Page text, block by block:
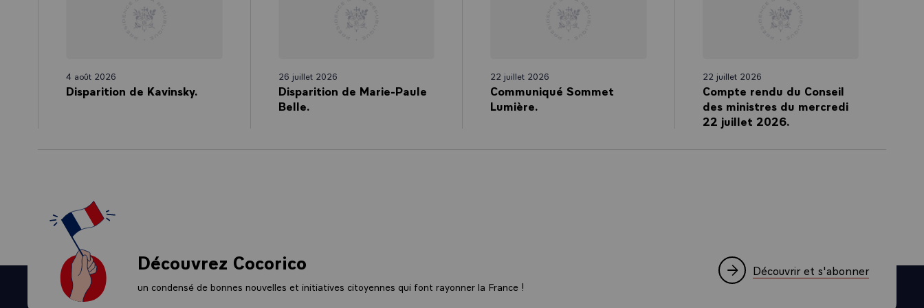
Dès le lendemain, dès le lendemain de l’armistice, commença le funèbre décompte des morts, des
blessés, des mutilés, des disparus. Ici en France, mais aussi dans chaque pays, les familles
10 millions de morts.
Le monde découvrit l’ampleur de blessures que l’ardeur combattante avait occultée. Aux larmes
des mourants, succédèrent celles des survivants. Car sur ce sol de France, le monde entier était
venu combattre. Des jeunes hommes de toutes les provinces et de l’Outre-mer, des jeunes
hommes venus d’Afrique, du Pacifique, des Amériques et d’Asie sont venus mourir loin de leur
4 août 2026
Disparition de Kavinsky.
26 juillet 2026
Disparition de Marie-Paule
Belle.
22 juillet 2026
Communiqué Sommet
Lumière.
22 juillet 2026
Compte rendu du Conseil
des ministres du mercredi
22 juillet 2026.
Découvrez Cocorico
un condensé de bonnes nouvelles et initiatives citoyennes qui font rayonner la France !
Découvrir et s'abonner